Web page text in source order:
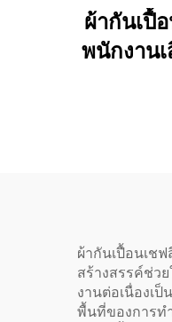
ผ้ากันเปื้
พนักงานเ
ผ้ากันเปื้อนเช
สร้างสรรค์ช่ว
งานต่อเนื่องเ
พื้นที่ของการท